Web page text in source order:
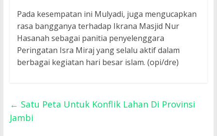
Pada kesempatan ini Mulyadi, juga mengucapkan
rasa bangganya terhadap Ikrana Masjid Nur
Hasanah sebagai panitia penyelenggara
Peringatan Isra Miraj yang selalu aktif dalam
berbagai kegiatan hari besar islam. (opi/dre)
← Satu Peta Untuk Konflik Lahan Di Provinsi
Jambi